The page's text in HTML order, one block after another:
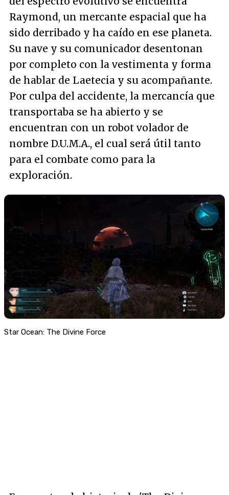
Raymond, un mercante espacial que ha
sido derribado y ha caído en ese planeta.
Su nave y su comunicador desentonan
por completo con la vestimenta y forma
de hablar de Laetecia y su acompañante.
Por culpa del accidente, la mercancía que
transportaba se ha abierto y se
encuentran con un robot volador de
nombre D.U.M.A., el cual será útil tanto
para el combate como para la
exploración.
Star Ocean: The Divine Force